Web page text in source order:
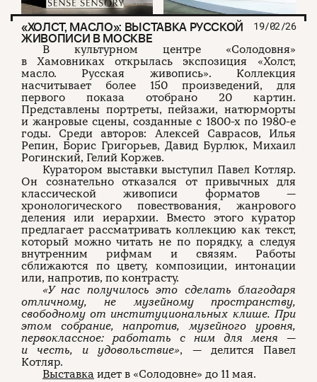
«ХОЛСТ, МАСЛО»: ВЫСТАВКА РУССКОЙ
ЖИВОПИСИ В МОСКВЕ
19/02/26
В культурном центре «Солодовня»
в Хамовниках открылась экспозиция «Холст,
масло. Русская живопись». Коллекция
насчитывает более 150 произведений, для
первого показа отобрано 20 картин.
Представлены портреты, пейзажи, натюрморты
и жанровые сцены, созданные с 1800-х по 1980-е
годы. Среди авторов: Алексей Саврасов, Илья
Репин, Борис Григорьев, Давид Бурлюк, Михаил
Рогинский, Гелий Коржев.
Куратором выставки выступил Павел Котляр.
Он сознательно отказался от привычных для
классической живописи форматов —
хронологического повествования, жанрового
деления или иерархии. Вместо этого куратор
предлагает рассматривать коллекцию как текст,
который можно читать не по порядку, а следуя
внутренним рифмам и связям. Работы
сближаются по цвету, композиции, интонации
или, напротив, по контрасту.
«У нас получилось это сделать благодаря
отличному, не музейному пространству,
свободному от институциональных клише. При
этом собрание, напротив, музейного уровня,
первоклассное: работать с ним для меня —
и честь, и удовольствие», — делится Павел
Котляр.
Выставка идет в «Солодовне» до 11 мая.